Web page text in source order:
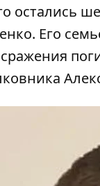
остались
Его